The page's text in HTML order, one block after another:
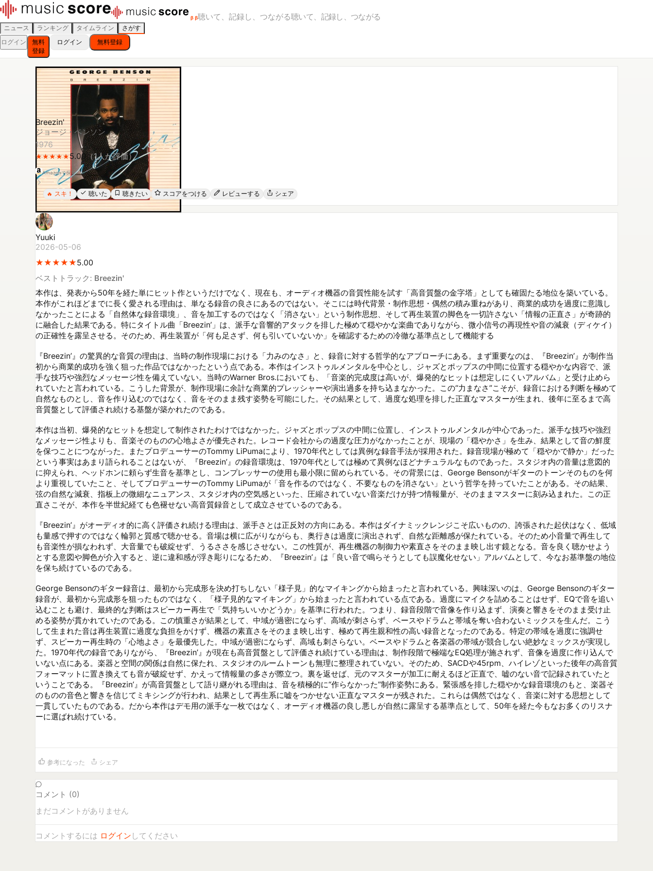
β β聴いて、記録し、つながる聴いて、記録し、つながる
ニュース ランキング タイムライン
さがす
ログイン
無料
登録
ログイン 無料登録
Breezin'
ジョージ・ベンソン
1976
★
★★
★★
★★
★★
★5.00（1人が評価）
Amazonで探す
🔥 スキ！ 聴いた 聴きたい スコアをつける レビューする シェア
Yuuki
2026-05-06
★
★★
★★
★★
★★
★5.00
ベストトラック: Breezin'
本作は、発表から50年を経た単にヒット作というだけでなく、現在も、オーディオ機器の音質性能を試す「高音質盤の金字塔」としても確固たる地位を築いている。
本作がこれほどまでに長く愛される理由は、単なる録音の良さにあるのではない。そこには時代背景・制作思想・偶然の積み重ねがあり、商業的成功を過度に意識し
なかったことによる「自然体な録音環境」、音を加工するのではなく「消さない」という制作思想、そして再生装置の脚色を一切許さない「情報の正直さ」が奇跡的
に融合した結果である。特にタイトル曲「Breezin’」は、派手な音響的アタックを排した極めて穏やかな楽曲でありながら、微小信号の再現性や音の減衰（ディケイ）
の正確性を露呈させる。そのため、再生装置が「何も足さず、何も引いていないか」を確認するための冷徹な基準点として機能する
『Breezin’』の驚異的な音質の理由は、当時の制作現場における「力みのなさ」と、録音に対する哲学的なアプローチにある。まず重要なのは、『Breezin’』が制作当
初から商業的成功を強く狙った作品ではなかったという点である。本作はインストゥルメンタルを中心とし、ジャズとポップスの中間に位置する穏やかな内容で、派
手な技巧や強烈なメッセージ性を備えていない。当時のWarner Bros.においても、「音楽的完成度は高いが、爆発的なヒットは想定しにくいアルバム」と受け止めら
れていたと言われている。こうした背景が、制作現場に余計な商業的プレッシャーや演出過多を持ち込まなかった。この“力まなさ”こそが、録音における判断を極めて
自然なものとし、音を作り込むのではなく、音をそのまま残す姿勢を可能にした。その結果として、過度な処理を排した正直なマスターが生まれ、後年に至るまで高
音質盤として評価され続ける基盤が築かれたのである。
本作は当初、爆発的なヒットを想定して制作されたわけではなかった。ジャズとポップスの中間に位置し、インストゥルメンタルが中心であった。派手な技巧や強烈
なメッセージ性よりも、音楽そのものの心地よさが優先された。レコード会社からの過度な圧力がなかったことが、現場の「穏やかさ」を生み、結果として音の鮮度
を保つことにつながった。またプロデューサーのTommy LiPumaにより、1970年代としては異例な録音手法が採用された。録音現場が極めて「穏やかで静か」だった
という事実はあまり語られることはないが、『Breezin’』の録音環境は、1970年代としては極めて異例なほどナチュラルなものであった。スタジオ内の音量は意図的
に抑えられ、ヘッドホンに頼らず生音を基準とし、コンプレッサーの使用も最小限に留められている。その背景には、George Bensonがギターのトーンそのものを何
より重視していたこと、そしてプロデューサーのTommy LiPumaが「音を作るのではなく、不要なものを消さない」という哲学を持っていたことがある。その結果、
弦の自然な減衰、指板上の微細なニュアンス、スタジオ内の空気感といった、圧縮されていない音楽だけが持つ情報量が、そのままマスターに刻み込まれた。この正
直さこそが、本作を半世紀経ても色褪せない高音質録音として成立させているのである。
『Breezin’』がオーディオ的に高く評価され続ける理由は、派手さとは正反対の方向にある。本作はダイナミックレンジこそ広いものの、誇張された起伏はなく、低域
も量感で押すのではなく輪郭と質感で聴かせる。音場は横に広がりながらも、奥行きは過度に演出されず、自然な距離感が保たれている。そのため小音量で再生して
も音楽性が損なわれず、大音量でも破綻せず、うるささを感じさせない。この性質が、再生機器の制御力や素直さをそのまま映し出す鏡となる。音を良く聴かせよう
とする意図や脚色が介入すると、逆に違和感が浮き彫りになるため、『Breezin’』は「良い音で鳴らそうとしても誤魔化せない」アルバムとして、今なお基準盤の地位
を保ち続けているのである。
George Bensonのギター録音は、最初から完成形を決め打ちしない「様子見」的なマイキングから始まったと言われている。興味深いのは、George Bensonのギター
録音が、最初から完成形を狙ったものではなく、「様子見的なマイキング」から始まったと言われている点である。過度にマイクを詰めることはせず、EQで音を追い
込むことも避け、最終的な判断はスピーカー再生で「気持ちいいかどうか」を基準に行われた。つまり、録音段階で音像を作り込まず、演奏と響きをそのまま受け止
める姿勢が貫かれていたのである。この慎重さが結果として、中域が過密にならず、高域が刺さらず、ベースやドラムと帯域を奪い合わないミックスを生んだ。こう
して生まれた音は再生装置に過度な負担をかけず、機器の素直さをそのまま映し出す、極めて再生親和性の高い録音となったのである。特定の帯域を過度に強調せ
ず、スピーカー再生時の「心地よさ」を最優先した。中域が過密にならず、高域も刺さらない。ベースやドラムと各楽器の帯域が競合しない絶妙なミックスが実現し
た。1970年代の録音でありながら、『Breezin’』が現在も高音質盤として評価され続けている理由は、制作段階で極端なEQ処理が施されず、音像を過度に作り込んで
いない点にある。楽器と空間の関係は自然に保たれ、スタジオのルームトーンも無理に整理されていない。そのため、SACDや45rpm、ハイレゾといった後年の高音質
フォーマットに置き換えても音が破綻せず、かえって情報量の多さが際立つ。裏を返せば、元のマスターが加工に耐えるほど正直で、嘘のない音で記録されていたと
いうことである。『Breezin’』が高音質盤として語り継がれる理由は、音を積極的に“作らなかった”制作姿勢にある。緊張感を排した穏やかな録音環境のもと、楽器そ
のものの音色と響きを信じてミキシングが行われ、結果として再生系に嘘をつかせない正直なマスターが残された。これらは偶然ではなく、音楽に対する思想として
一貫していたものである。だから本作はデモ用の派手な一枚ではなく、オーディオ機器の良し悪しが自然に露呈する基準点として、50年を経た今もなお多くのリスナ
ーに選ばれ続けている。
参考になった シェア
コメント (0)
まだコメントがありません
コメントするには ログイン してください